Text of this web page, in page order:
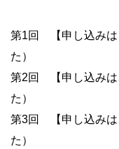
第1回 【申し込みは
た）
第2回 【申し込みは
た）
第3回 【申し込みは
た）